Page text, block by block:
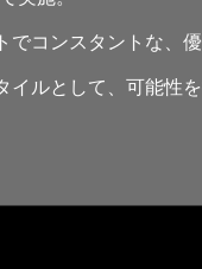
でコンスタントな、
イルとして、可能性